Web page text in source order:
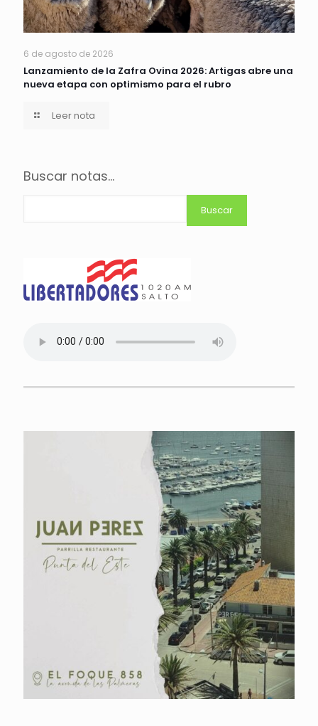
6 de agosto de 2026
Lanzamiento de la Zafra Ovina 2026: Artigas abre una
nueva etapa con optimismo para el rubro
Leer nota
Buscar notas...
Buscar